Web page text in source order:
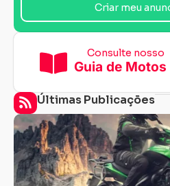
Criar meu
Consulte nosso
Guia de Motos
Últimas Publicações